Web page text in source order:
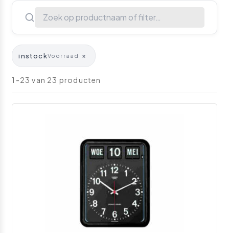
instockVoorraad ×
1-23 van 23 producten